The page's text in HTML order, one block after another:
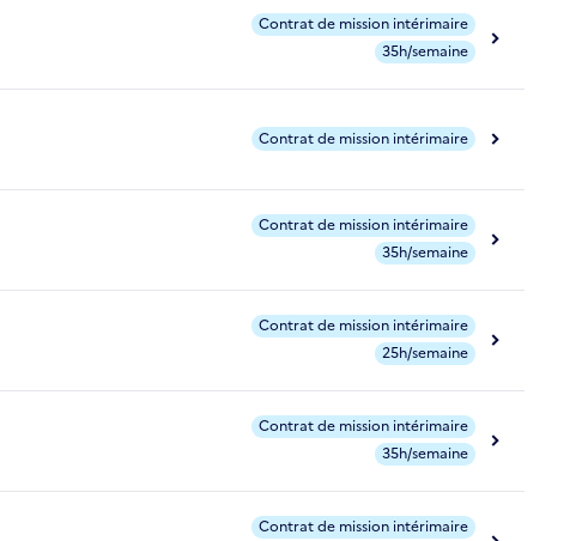
Contrat de mission intérimaire
35h/semaine
Contrat de mission intérimaire
Contrat de mission intérimaire
35h/semaine
Contrat de mission intérimaire
25h/semaine
Contrat de mission intérimaire
35h/semaine
Contrat de mission intérimaire